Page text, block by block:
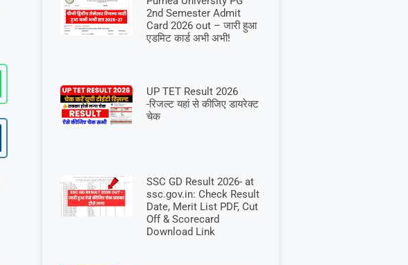
2nd Semester Admit
Card 2026 out – जारी हुआ
एडमिट कार्ड अभी अभी!
UP TET Result 2026
-रिजल्ट यहां से कीजिए डायरेक्ट
चेक
SSC GD Result 2026- at
ssc.gov.in: Check Result
Date, Merit List PDF, Cut
Off & Scorecard
Download Link